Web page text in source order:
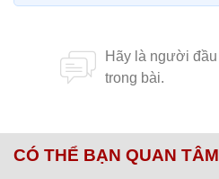
CÓ THỂ BẠN QUAN TÂM